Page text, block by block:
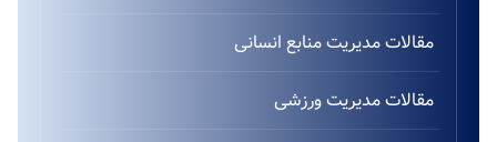
مقالات مدیریت منابع انسانی
مقالات مدیریت ورزشی